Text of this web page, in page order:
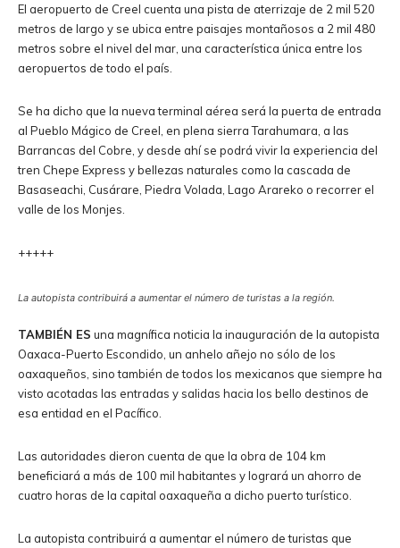
El aeropuerto de Creel cuenta una pista de aterrizaje de 2 mil 520
metros de largo y se ubica entre paisajes montañosos a 2 mil 480
metros sobre el nivel del mar, una característica única entre los
aeropuertos de todo el país.
Se ha dicho que la nueva terminal aérea será la puerta de entrada
al Pueblo Mágico de Creel, en plena sierra Tarahumara, a las
Barrancas del Cobre, y desde ahí se podrá vivir la experiencia del
tren Chepe Express y bellezas naturales como la cascada de
Basaseachi, Cusárare, Piedra Volada, Lago Arareko o recorrer el
valle de los Monjes.
+++++
La autopista contribuirá a aumentar el número de turistas a la región.
TAMBIÉN ES una magnífica noticia la inauguración de la autopista
Oaxaca-Puerto Escondido, un anhelo añejo no sólo de los
oaxaqueños, sino también de todos los mexicanos que siempre ha
visto acotadas las entradas y salidas hacia los bello destinos de
esa entidad en el Pacífico.
Las autoridades dieron cuenta de que la obra de 104 km
beneficiará a más de 100 mil habitantes y logrará un ahorro de
cuatro horas de la capital oaxaqueña a dicho puerto turístico.
La autopista contribuirá a aumentar el número de turistas que